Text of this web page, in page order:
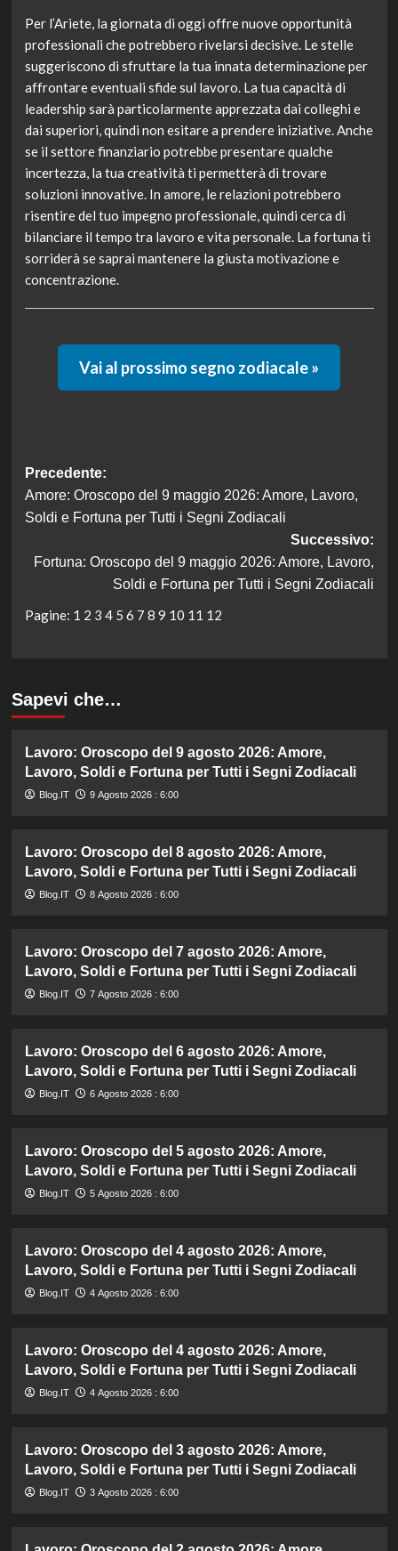
Per l’Ariete, la giornata di oggi offre nuove opportunità
professionali che potrebbero rivelarsi decisive. Le stelle
suggeriscono di sfruttare la tua innata determinazione per
affrontare eventuali sfide sul lavoro. La tua capacità di
leadership sarà particolarmente apprezzata dai colleghi e
dai superiori, quindi non esitare a prendere iniziative. Anche
se il settore finanziario potrebbe presentare qualche
incertezza, la tua creatività ti permetterà di trovare
soluzioni innovative. In amore, le relazioni potrebbero
risentire del tuo impegno professionale, quindi cerca di
bilanciare il tempo tra lavoro e vita personale. La fortuna ti
sorriderà se saprai mantenere la giusta motivazione e
concentrazione.
Vai al prossimo segno zodiacale »
Navigazione
articolo
Precedente:
Amore: Oroscopo del 9 maggio 2026: Amore, Lavoro,
Soldi e Fortuna per Tutti i Segni Zodiacali
Successivo:
Fortuna: Oroscopo del 9 maggio 2026: Amore, Lavoro,
Soldi e Fortuna per Tutti i Segni Zodiacali
Pagine: 1 2 3 4 5 6 7 8 9 10 11 12
Sapevi che…
Lavoro: Oroscopo del 9 agosto 2026: Amore,
Lavoro, Soldi e Fortuna per Tutti i Segni Zodiacali
Blog.IT 9 Agosto 2026 : 6:00
Lavoro: Oroscopo del 8 agosto 2026: Amore,
Lavoro, Soldi e Fortuna per Tutti i Segni Zodiacali
Blog.IT 8 Agosto 2026 : 6:00
Lavoro: Oroscopo del 7 agosto 2026: Amore,
Lavoro, Soldi e Fortuna per Tutti i Segni Zodiacali
Blog.IT 7 Agosto 2026 : 6:00
Lavoro: Oroscopo del 6 agosto 2026: Amore,
Lavoro, Soldi e Fortuna per Tutti i Segni Zodiacali
Blog.IT 6 Agosto 2026 : 6:00
Lavoro: Oroscopo del 5 agosto 2026: Amore,
Lavoro, Soldi e Fortuna per Tutti i Segni Zodiacali
Blog.IT 5 Agosto 2026 : 6:00
Lavoro: Oroscopo del 4 agosto 2026: Amore,
Lavoro, Soldi e Fortuna per Tutti i Segni Zodiacali
Blog.IT 4 Agosto 2026 : 6:00
Lavoro: Oroscopo del 4 agosto 2026: Amore,
Lavoro, Soldi e Fortuna per Tutti i Segni Zodiacali
Blog.IT 4 Agosto 2026 : 6:00
Lavoro: Oroscopo del 3 agosto 2026: Amore,
Lavoro, Soldi e Fortuna per Tutti i Segni Zodiacali
Blog.IT 3 Agosto 2026 : 6:00